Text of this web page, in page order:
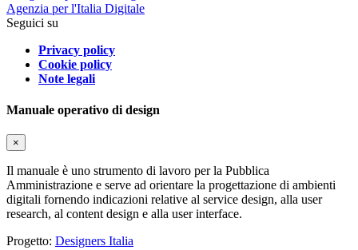
Agenzia per l'Italia Digitale
Seguici su
Privacy policy
Cookie policy
Note legali
Manuale operativo di design
×
Il manuale è uno strumento di lavoro per la Pubblica
Amministrazione e serve ad orientare la progettazione di ambienti
digitali fornendo indicazioni relative al service design, alla user
research, al content design e alla user interface.
Progetto: Designers Italia